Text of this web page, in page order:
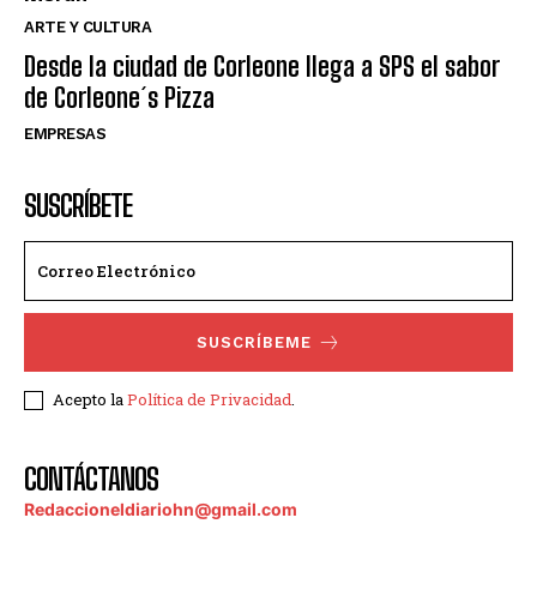
ARTE Y CULTURA
Desde la ciudad de Corleone llega a SPS el sabor
de Corleone´s Pizza
EMPRESAS
SUSCRÍBETE
SUSCRÍBEME
Acepto la Política de Privacidad
CONTÁCTANOS
Redaccioneldiariohn@gmail.com